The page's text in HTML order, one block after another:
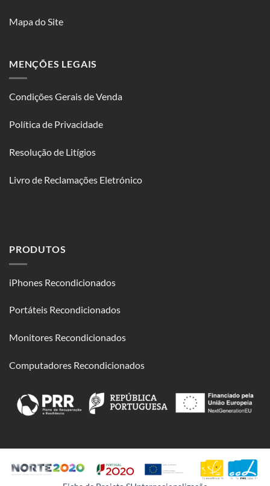
Mapa do Site
MENÇÕES LEGAIS
Condições Gerais de Venda
Política de Privacidade
Resolução de Litígios
Livro de Reclamações Eletrónico
PRODUTOS
iPhones Recondicionados
Portáteis Recondicionados
Monitores Recondicionados
Computadores Recondicionados